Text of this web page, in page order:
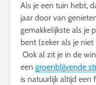
Als je een tuin hebt,
jaar door van
gemakkelijkste als je
bent (zeker als je
Ook al zit je in de
een groenblijvende
is natuurlijk altijd een